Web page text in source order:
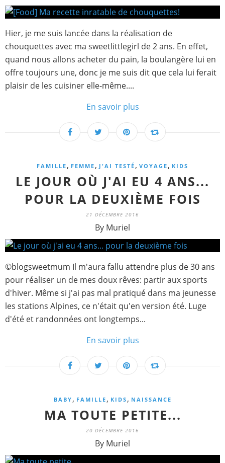
Hier, je me suis lancée dans la réalisation de
chouquettes avec ma sweetlittlegirl de 2 ans. En effet,
quand nous allons acheter du pain, la boulangère lui en
offre toujours une, donc je me suis dit que cela lui ferait
plaisir de les cuisiner elle-même....
En savoir plus
FAMILLE , FEMME , J'AI TESTÉ , VOYAGE , KIDS
LE JOUR OÙ J'AI EU 4 ANS...
POUR LA DEUXIÈME FOIS
21 DÉCEMBRE 2016
By Muriel
©blogsweetmum Il m'aura fallu attendre plus de 30 ans
pour réaliser un de mes doux rêves: partir aux sports
d'hiver. Même si j'ai pas mal pratiqué dans ma jeunesse
les stations Alpines, ce n'était qu'en version été. Luge
d'été et randonnées ont longtemps...
En savoir plus
BABY , FAMILLE , KIDS , NAISSANCE
MA TOUTE PETITE...
20 DÉCEMBRE 2016
By Muriel